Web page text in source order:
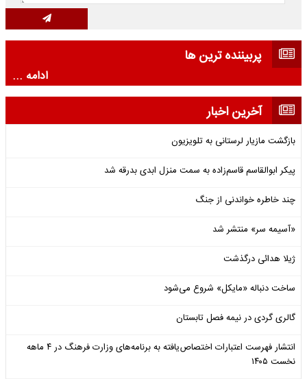
پربیننده ترین ها
ادامه ...
آخرین اخبار
بازگشت مازیار لرستانی به تلویزیون
پیکر ابوالقاسم قاسم‌زاده به سمت منزل ابدی بدرقه شد
چند خاطره خواندنی از جنگ
«آسیمه سر» منتشر شد
ژیلا هدائی درگذشت
ساخت دنباله «مایکل» شروع می‌شود
گالری گردی در نیمه فصل تابستان
انتشار فهرست اعتبارات اختصاص‌یافته به برنامه‌های وزارت فرهنگ در ۴ ماهه
نخست ۱۴۰۵